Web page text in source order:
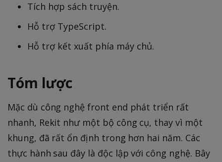
Tích hợp sách truyện.
Hỗ trợ TypeScript.
Hỗ trợ kết xuất phía máy chủ.
Tóm lược
Mặc dù công nghệ front end phát triển rất
nhanh, Rekit như một bộ công cụ, thay vì một
khung, đã rất ổn định trong hơn hai năm. Các
thực hành sau đây là độc lập với công nghệ. Bây